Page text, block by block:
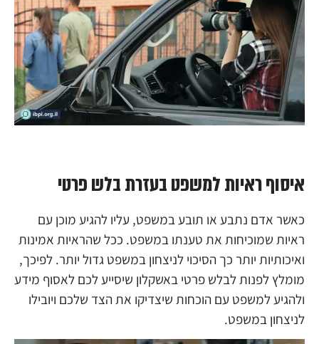
איסוף ראיות למשפט בעזרת בלש פרטי
כאשר אדם נתבע או תובע במשפט, עליו להגיע מוכן עם
ראיות שמוכיחות את טענתו במשפט. ככל שהראיות אמינות
ואיכותיות יותר כך הסיכוי לניצחון במשפט גדול יותר. לפיכך,
מומלץ לפנות לבלש פרטי באשקלון שיסייע לכם לאסוף מידע
ולהגיע למשפט עם הוכחות שיצדיקו את הצד שלכם ויובילו
לניצחון במשפט.